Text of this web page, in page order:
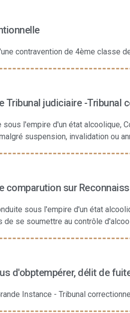
contravention de 4ème classe
Tribunal judiciaire -Tribunal
sous l'empire d'un état
suspension, invalidation ou
sur
sous l'empire d'un état
de se soumettre au contrôle
d'obptempérer, délit de
Instance - Tribunal